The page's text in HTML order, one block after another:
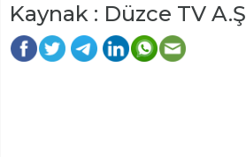
Kaynak : Düzce TV A.Ş